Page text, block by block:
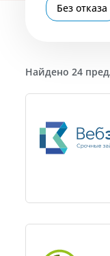
Без отказа
Найдено 24